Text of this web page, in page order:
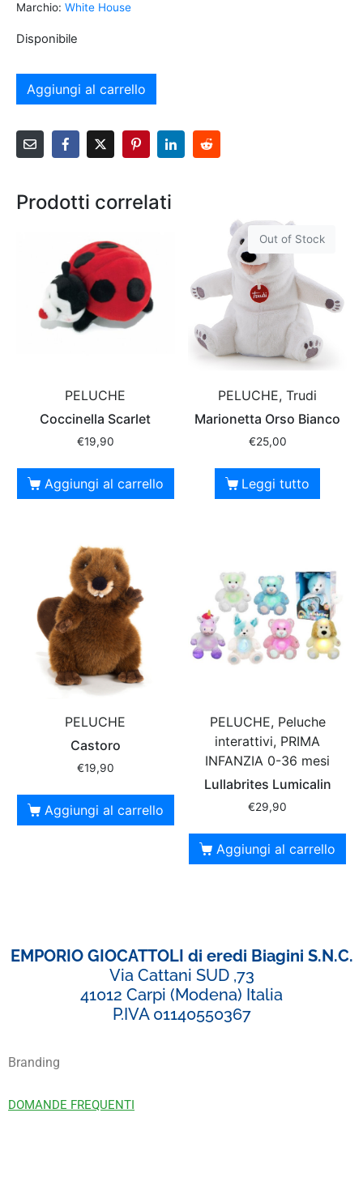
Marchio: White House
Disponibile
Aggiungi al carrello
Prodotti correlati
PELUCHE
Coccinella Scarlet
€19,90
Aggiungi al carrello
Out of Stock
PELUCHE, Trudi
Marionetta Orso Bianco
€25,00
Leggi tutto
PELUCHE
Castoro
€19,90
Aggiungi al carrello
PELUCHE, Peluche
interattivi, PRIMA
INFANZIA 0-36 mesi
Lullabrites Lumicalin
€29,90
Aggiungi al carrello
EMPORIO GIOCATTOLI di eredi Biagini S.N.C.
Via Cattani SUD ,73
41012 Carpi (Modena) Italia
P.IVA 01140550367
Branding
DOMANDE FREQUENTI